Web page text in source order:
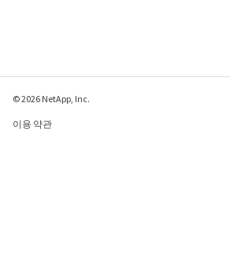
© 2026 NetApp, Inc.
이용 약관